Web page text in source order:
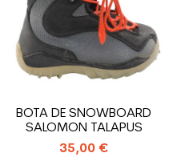
BOTA DE SNOWBOARD
SALOMON TALAPUS
35,00 €